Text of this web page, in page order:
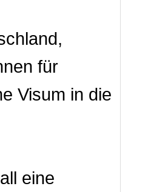
für
Visum in die
eine